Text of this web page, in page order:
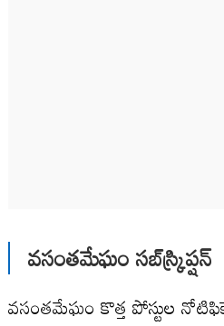
వసంతమేఘం సబ్‌స్క్రిప్షన్
వసంతమేఘం కొత్త పోస్టుల